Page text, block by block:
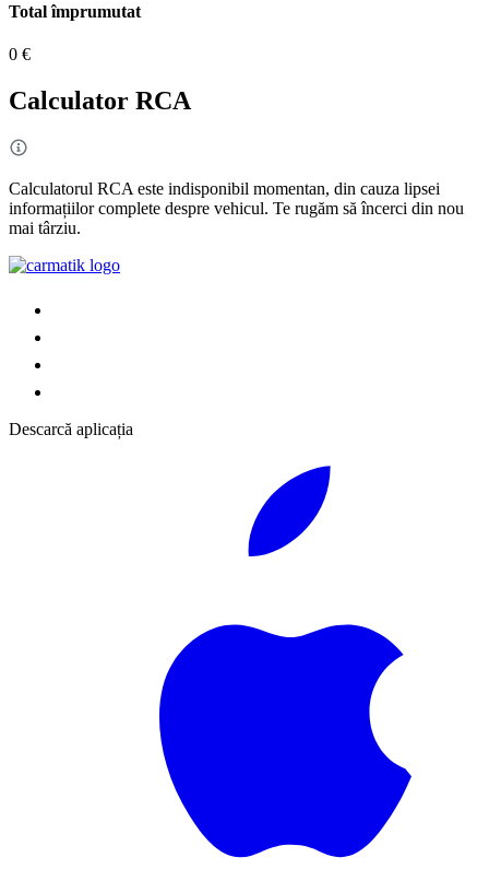
Total împrumutat
0 €
Calculator RCA
Calculatorul RCA este indisponibil momentan, din cauza lipsei
informațiilor complete despre vehicul. Te rugăm să încerci din nou
mai târziu.
Descarcă aplicația